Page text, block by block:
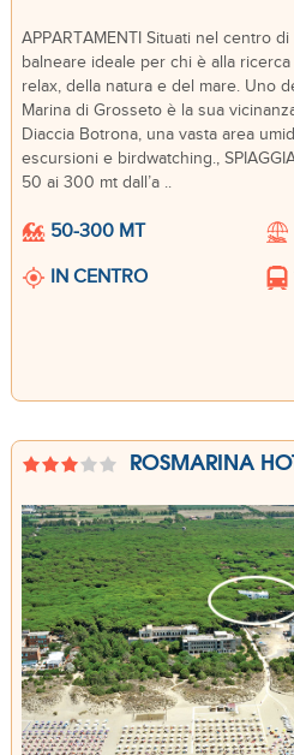
APPARTAMENTI Situati nel centro
balneare ideale per chi è alla
relax, della natura e del mare. Uno
Marina di Grosseto è la sua
Diaccia Botrona, una vasta area
escursioni e birdwatching.,
50 ai 300 mt dall’a ..
50-300 MT
IN CENTRO
ROSMARINA